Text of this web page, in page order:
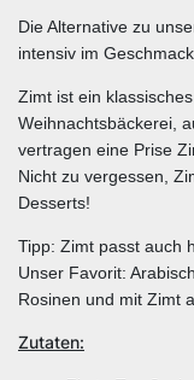
Die Alternative zu
intensiv im
Zimt ist ein
Weihnachtsbäckerei,
vertragen eine Prise
Nicht zu vergessen,
Desserts!
Tipp: Zimt passt auch
Unser Favorit:
Rosinen und mit Zimt
Zutaten: